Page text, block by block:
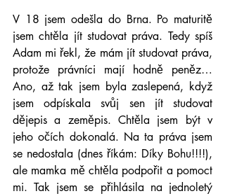
V 18 jsem odešla do Brna. Po maturitě
jsem chtěla jít studovat práva. Tedy spíš
Adam mi řekl, že mám jít studovat práva,
protože právníci mají hodně peněz…
Ano, až tak jsem byla zaslepená, když
jsem odpískala svůj sen jít studovat
dějepis a zeměpis. Chtěla jsem být v
jeho očích dokonalá. Na ta práva jsem
se nedostala (dnes říkám: Díky Bohu!!!!),
ale mamka mě chtěla podpořit a pomoct
mi. Tak jsem se přihlásila na jednoletý